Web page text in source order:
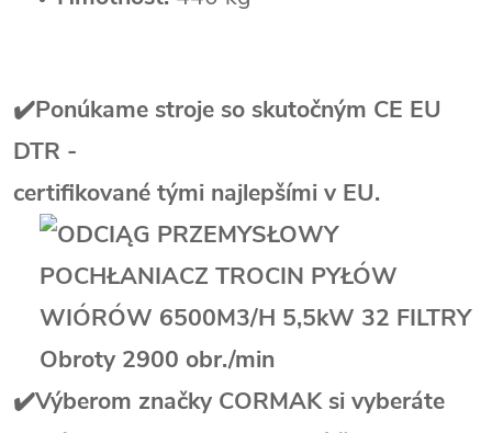
✔️Ponúkame stroje so skutočným CE EU
DTR -
certifikované tými najlepšími v EU.
✔️Výberom značky CORMAK si vyberáte